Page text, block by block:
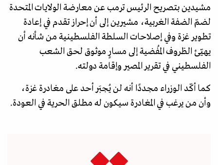
مشيدين بتصريح الرئيس ترمب عن معارضة الولايات المتحدة
لضمّ الضفة الغربية، مشيرين إلى أن إحراز تقدم في إعادة
تطوير غزة وفي إصلاحات السلطة الفلسطينية من شأنه أن
يهيّئ الظروف المُفضية إلى مسارٍ موثوق لحق الشعب
الفلسطيني في تقرير المصير وإقامة دولته.
كما أكّد الوزراء مجددًا أنه لن يُجبَر أحد على مغادرة غزة،
وأن من يرغب في المغادرة سيكون له مطلق الحرية في العودة.